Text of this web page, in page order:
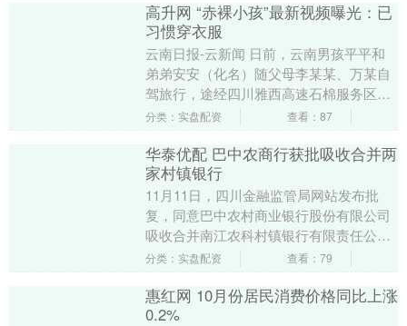
高升网 “赤裸小孩”最新视频曝光：已
习惯穿衣服
云南日报-云新闻 日前，云南男孩平平和
弟弟安安（化名）随父母李某某、万某自
驾旅行，途经四川雅西高速石棉服务区停
留休息时高升网，被网友抓拍到赤裸身体
分类：实盘配资 查看：87
华泰优配 巴中农商行获批吸收合并两
家村镇银行
11月11日，四川金融监管局网站发布批
复，同意巴中农村商业银行股份有限公司
吸收合并南江农科村镇银行有限责任公
司、平昌农科村镇银行有限责任公司，并
分类：实盘配资 查看：79
惠红网 10月份居民消费价格同比上涨
0.2%